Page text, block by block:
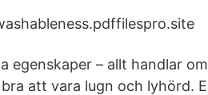
egenskaper – allt handlar
att vara lugn och lyhörd.